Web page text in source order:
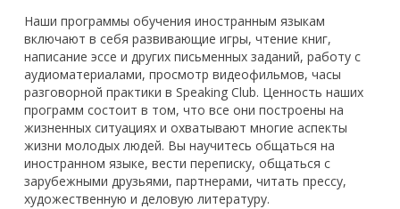
Наши программы обучения иностранным языкам
включают в себя развивающие игры, чтение книг,
написание эссе и других письменных заданий, работу с
аудиоматериалами, просмотр видеофильмов, часы
разговорной практики в Speaking Club. Ценность наших
программ состоит в том, что все они построены на
жизненных ситуациях и охватывают многие аспекты
жизни молодых людей. Вы научитесь общаться на
иностранном языке, вести переписку, общаться с
зарубежными друзьями, партнерами, читать прессу,
художественную и деловую литературу.